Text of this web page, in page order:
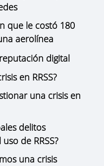
que le costó 180
aerolínea
digital
en RRSS?
una crisis en
delitos
de RRSS?
una crisis